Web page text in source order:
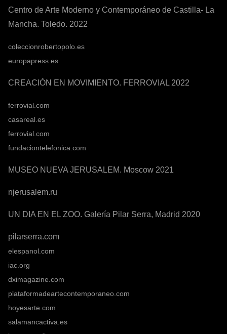
Centro de Arte Moderno y Contemporáneo de Castilla- La
Mancha. Toledo. 2022
coleccionrobertopolo.es
europapress.es
CREACIÓN EN MOVIMIENTO. FERROVIAL 2022
ferrovial.com
casareal.es
ferrovial.com
fundaciontelefonica.com
MUSEO NUEVA JERUSALEM. Moscow 2021
njerusalem.ru
UN DIA EN EL ZOO. Galería Pilar Serra, Madrid 2020
pilarserra.com
elespanol.com
iac.org
dximagazine.com
plataformadeartecontemporaneo.com
hoyesarte.com
salamancactiva.es